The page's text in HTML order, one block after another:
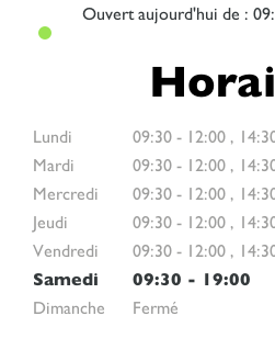
Ouvertaujourd'hui de :
Lundi 09:30 - 12:00 ,
Mardi
09:30 - 12:00 ,
Mercredi
09:30 - 12:00 ,
Jeudi
09:30 - 12:00 ,
Vendredi
09:30 - 12:00 ,
Samedi
09:30 - 19:00
Dimanche
Fermé